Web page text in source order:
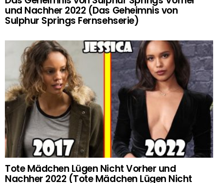
und Nachher 2022 (Das Geheimnis von
Sulphur Springs Fernsehserie)
Tote Mädchen Lügen Nicht Vorher und
Nachher 2022 (Tote Mädchen Lügen Nicht